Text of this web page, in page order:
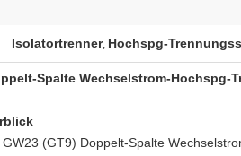
Isolatortrenner, Hochspg-
Spalte Wechselstrom-Hochspg-
(GT9) Doppelt-Spalte